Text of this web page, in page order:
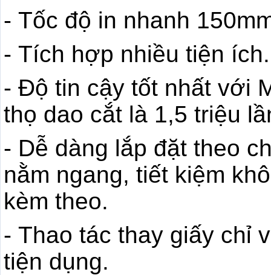
- Tốc độ in nhanh
- Tích hợp nhiều tiện ích.
- Độ tin cậy tốt nhất với
thọ dao cắt là 1,5 triệu
- Dễ dàng lắp đặt theo
nằm ngang, tiết kiệm
kèm theo.
- Thao tác thay giấy chỉ
tiện dụng.